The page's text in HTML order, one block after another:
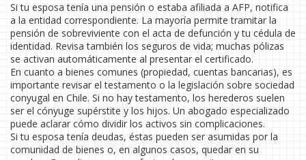
Si tu esposa tenía una pensión o estaba afiliada a AFP, notifica
a la entidad correspondiente. La mayoría permite tramitar la
pensión de sobreviviente con el acta de defunción y tu cédula de
identidad. Revisa también los seguros de vida; muchas pólizas
se activan automáticamente al presentar el certificado.
En cuanto a bienes comunes (propiedad, cuentas bancarias), es
importante revisar el testamento o la legislación sobre sociedad
conyugal en Chile. Si no hay testamento, los herederos suelen
ser el cónyuge supérstite y los hijos. Un abogado especializado
puede aclarar cómo dividir los activos sin complicaciones.
Si tu esposa tenía deudas, éstas pueden ser asumidas por la
comunidad de bienes o, en algunos casos, quedar en su